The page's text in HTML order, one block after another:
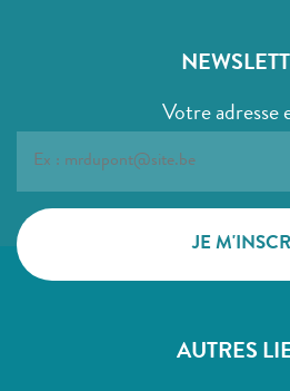
Votre adresse
AUTRES